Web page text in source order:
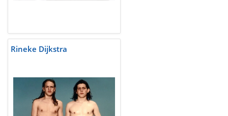
Rineke Dijkstra